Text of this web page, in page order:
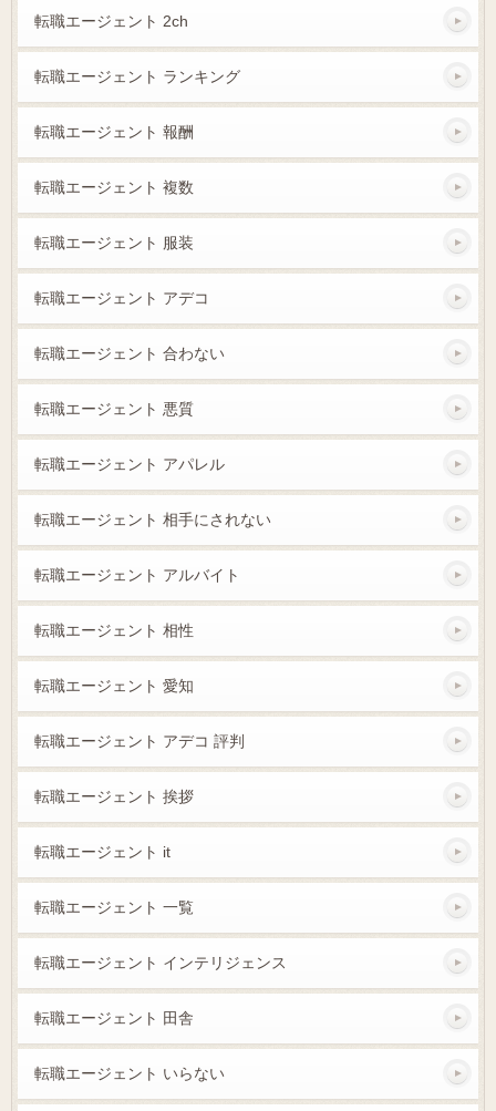
転職エージェント 2ch
転職エージェント ランキング
転職エージェント 報酬
転職エージェント 複数
転職エージェント 服装
転職エージェント アデコ
転職エージェント 合わない
転職エージェント 悪質
転職エージェント アパレル
転職エージェント 相手にされない
転職エージェント アルバイト
転職エージェント 相性
転職エージェント 愛知
転職エージェント アデコ 評判
転職エージェント 挨拶
転職エージェント it
転職エージェント 一覧
転職エージェント インテリジェンス
転職エージェント 田舎
転職エージェント いらない